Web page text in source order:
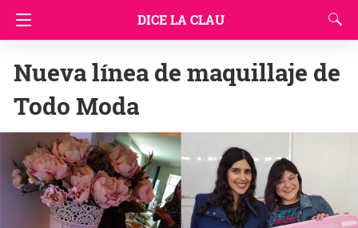
DICE LA CLAU
Nueva línea de maquillaje de
Todo Moda